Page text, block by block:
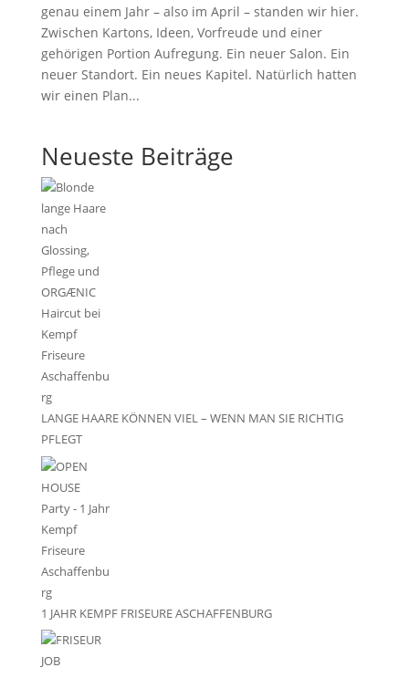
genau einem Jahr – also im April – standen wir hier.
Zwischen Kartons, Ideen, Vorfreude und einer
gehörigen Portion Aufregung. Ein neuer Salon. Ein
neuer Standort. Ein neues Kapitel. Natürlich hatten
wir einen Plan...
Neueste Beiträge
LANGE HAARE KÖNNEN VIEL – WENN MAN SIE RICHTIG
PFLEGT
1 JAHR KEMPF FRISEURE ASCHAFFENBURG